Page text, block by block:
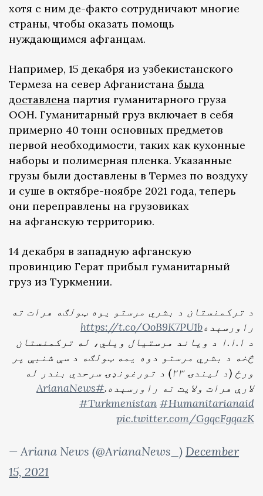
хотя с ним де-факто сотрудничают многие
страны, чтобы оказать помощь
нуждающимся афганцам.
Например, 15 декабря из узбекистанского
Термеза на север Афганистана была
доставлена партия гуманитарного груза
ООН. Гуманитарный груз включает в себя
примерно 40 тонн основных предметов
первой необходимости, таких как кухонные
наборы и полимерная пленка. Указанные
грузы были доставлены в Термез по воздуху
и суше в октябре-ноябре 2021 года, теперь
они переправлены на грузовиках
на афганскую территорию.
14 декабря в западную афганскую
провинцию Герат прибыл гуманитарный
груз из Туркмении.
د ترکمنستان د بشري مرستو یوه ټولګه هرات ته
راورسېدهhttps://t.co/OoB9K7PU1b
د ا.ا.ا د ویاند مرستیال ويلي، له ترکمنستان
څخه د بشري مرستو دوه یمه ټولګه د سې شنبې پر
ورځ (د لیندۍ ۲۳) د تورغونډۍ سرحدي بندر له
لارې هرات ولایت ته راورسېده.#ArianaNews
#Turkmenistan #Humanitarianaid
pic.twitter.com/GgqcFgqazK
— Ariana News (@ArianaNews_) December
15, 2021